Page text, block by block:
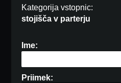
Kategorija vstopnic:
stojišča v parterju
Ime:
Priimek: